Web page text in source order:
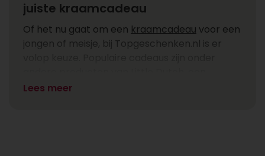
juiste kraamcadeau
Of het nu gaat om een kraamcadeau voor een
jongen of meisje, bij Topgeschenken.nl is er
speelkubus of een zachte knuffel. Wil je iets
Lees meer